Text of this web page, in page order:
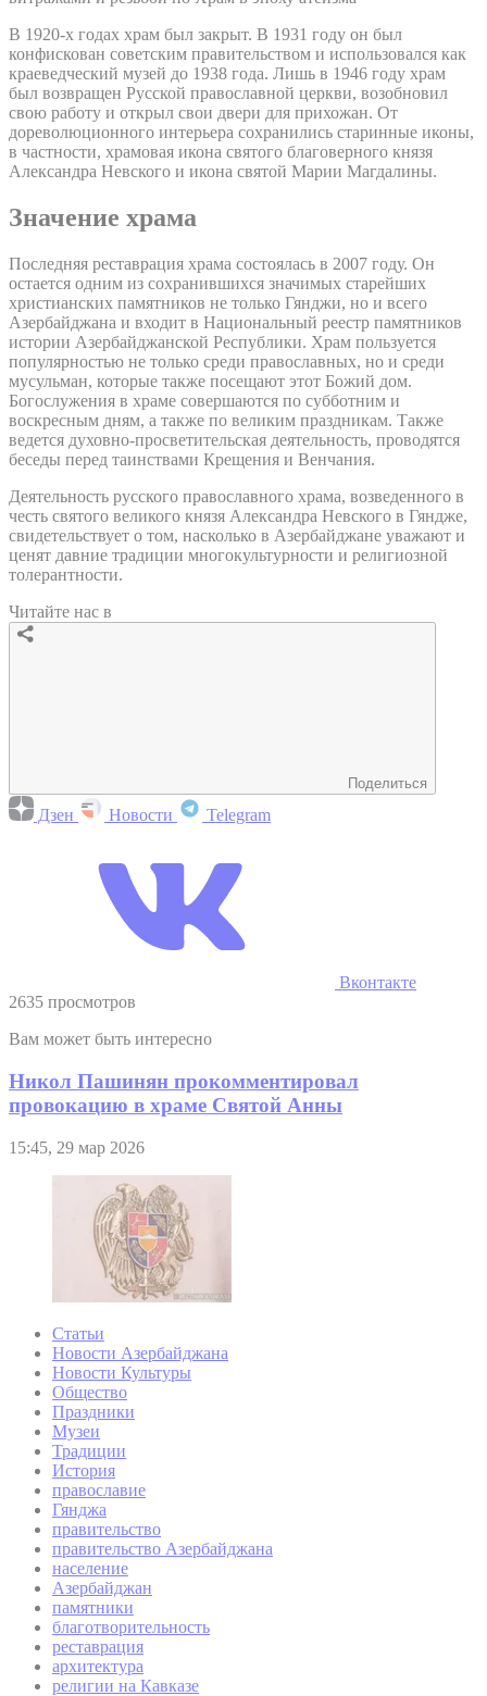
В 1920-х годах храм был закрыт. В 1931 году он был
конфискован советским правительством и использовался как
краеведческий музей до 1938 года. Лишь в 1946 году храм
был возвращен Русской православной церкви, возобновил
свою работу и открыл свои двери для прихожан. От
дореволюционного интерьера сохранились старинные иконы,
в частности, храмовая икона святого благоверного князя
Александра Невского и икона святой Марии Магдалины.
Значение храма
Последняя реставрация храма состоялась в 2007 году. Он
остается одним из сохранившихся значимых старейших
христианских памятников не только Гянджи, но и всего
Азербайджана и входит в Национальный реестр памятников
истории Азербайджанской Республики. Храм пользуется
популярностью не только среди православных, но и среди
мусульман, которые также посещают этот Божий дом.
Богослужения в храме совершаются по субботним и
воскресным дням, а также по великим праздникам. Также
ведется духовно-просветительская деятельность, проводятся
беседы перед таинствами Крещения и Венчания.
Деятельность русского православного храма, возведенного в
честь святого великого князя Александра Невского в Гяндже,
свидетельствует о том, насколько в Азербайджане уважают и
ценят давние традиции многокультурности и религиозной
толерантности.
Читайте нас в
Поделиться
Дзен Новости Telegram
Вконтакте
2635 просмотров
Вам может быть интересно
Никол Пашинян прокомментировал
провокацию в храме Святой Анны
15:45, 29 мар 2026
Статьи
Новости Азербайджана
Новости Культуры
Общество
Праздники
Музеи
Традиции
История
православие
Гянджа
правительство
правительство Азербайджана
население
Азербайджан
памятники
благотворительность
реставрация
архитектура
религии на Кавказе